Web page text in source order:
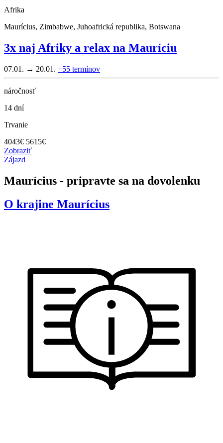
Afrika
Maurícius, Zimbabwe, Juhoafrická republika, Botswana
3x naj Afriky a relax na Mauríciu
07.01. → 20.01. +55 termínov
náročnosť
14 dní
Trvanie
4043€ 5615€
Zobraziť
Zájazd
Maurícius - pripravte sa na dovolenku
O krajine Maurícius